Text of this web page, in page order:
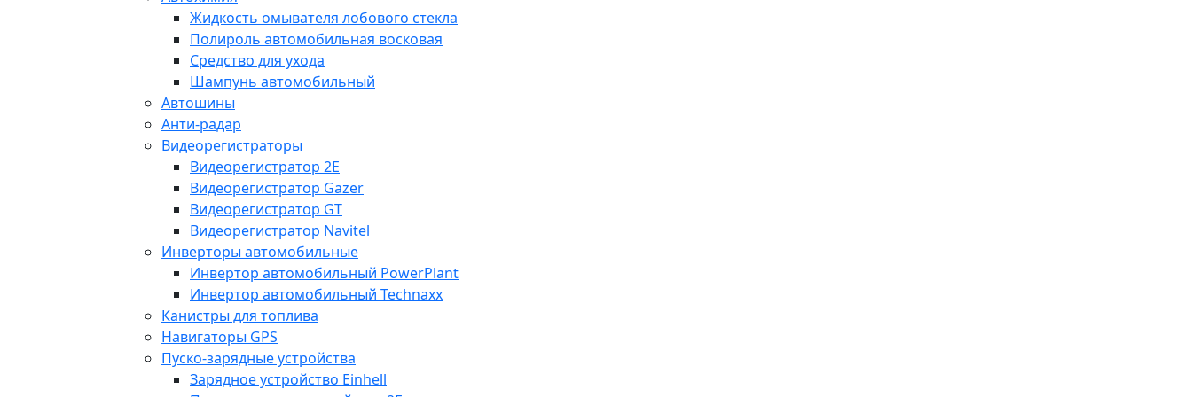
Жидкость омывателя лобового стекла
Полироль автомобильная восковая
Средство для ухода
Шампунь автомобильный
Автошины
Анти-радар
Видеорегистраторы
Видеорегистратор 2E
Видеорегистратор Gazer
Видеорегистратор GT
Видеорегистратор Navitel
Инверторы автомобильные
Инвертор автомобильный PowerPlant
Инвертор автомобильный Technaxx
Канистры для топлива
Навигаторы GPS
Пуско-зарядные устройства
Зарядное устройство Einhell